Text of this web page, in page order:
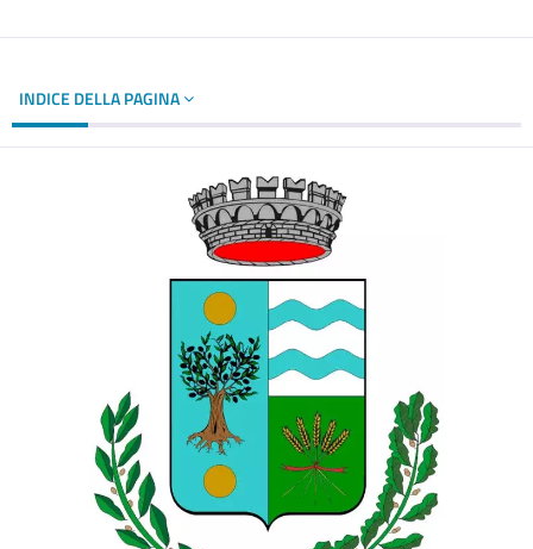
INDICE DELLA PAGINA